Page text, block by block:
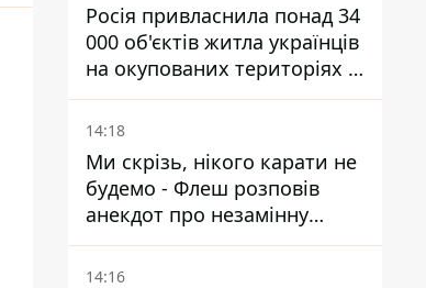
Росія привласнила понад 34
000 об'єктів житла українців
на окупованих територіях -
розслідування BBC
14:18
Ми скрізь, нікого карати не
будемо - Флеш розповів
анекдот про незамінну
роботу зв’язківців на фронті
14:16